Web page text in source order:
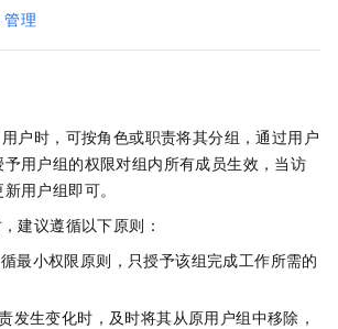
理
用户时，可按角色或职责将其分组，通过用户
用户组的权限对组内所有成员生效，当访
用户组即可。
建议遵循以下原则：
最小权限原则，只授予该组完成工作所需的
发生变化时，及时将其从原用户组中移除，